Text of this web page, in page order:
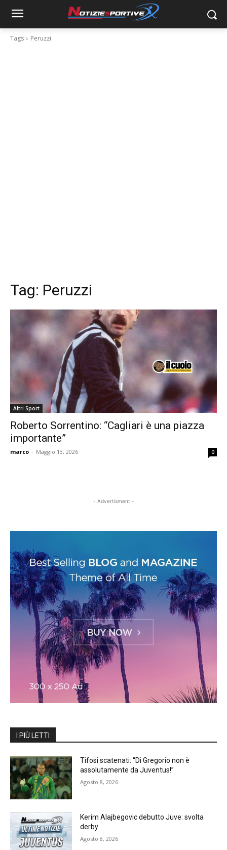
Tags Peruzzi
Tag: Peruzzi
Altri Sport
Roberto Sorrentino: “Cagliari è una piazza
importante”
marco - Maggio 13, 2026 0
- Advertisment -
I PIÙ LETTI
Tifosi scatenati: “Di Gregorio non è
assolutamente da Juventus!”
Agosto 8, 2026
Kerim Alajbegovic debutto Juve: svolta
derby
Agosto 8, 2026